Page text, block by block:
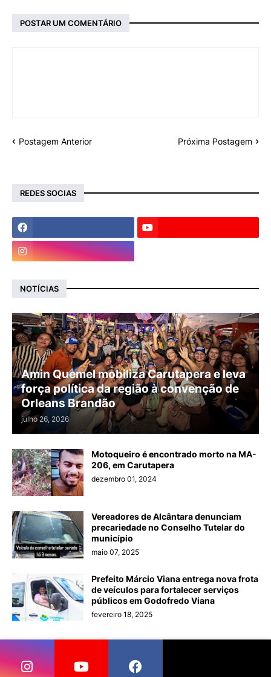
POSTAR UM COMENTÁRIO
Postagem Anterior Próxima Postagem
REDES SOCIAS
NOTÍCIAS
Amin Quemel mobiliza Carutapera e leva
força política da região à convenção de
Orleans Brandão
julho 26, 2026
Motoqueiro é encontrado morto na MA-
206, em Carutapera
dezembro 01, 2024
Vereadores de Alcântara denunciam
precariedade no Conselho Tutelar do
município
maio 07, 2025
Prefeito Márcio Viana entrega nova frota
de veículos para fortalecer serviços
públicos em Godofredo Viana
fevereiro 18, 2025